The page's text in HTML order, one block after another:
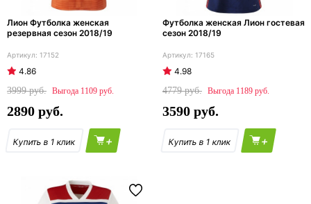
Лион Футболка женская
резервная сезон 2018/19
17152
4.86
3999
1109
2890
+
Футболка женская Лион гостевая
сезон 2018/19
17165
4.98
4779
1189
3590
+